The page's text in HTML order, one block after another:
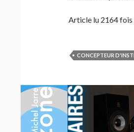
Article lu 2164 fois
CONCEPTEUR